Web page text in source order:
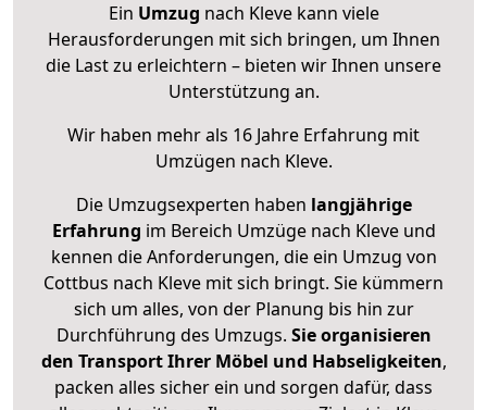
Ein Umzug nach Kleve kann viele
Herausforderungen mit sich bringen, um Ihnen
die Last zu erleichtern – bieten wir Ihnen unsere
Unterstützung an.
Wir haben mehr als 16 Jahre Erfahrung mit
Umzügen nach Kleve.
Die Umzugsexperten haben langjährige
Erfahrung im Bereich Umzüge nach Kleve und
kennen die Anforderungen, die ein Umzug von
Cottbus nach Kleve mit sich bringt. Sie kümmern
sich um alles, von der Planung bis hin zur
Durchführung des Umzugs. Sie organisieren
den Transport Ihrer Möbel und Habseligkeiten,
packen alles sicher ein und sorgen dafür, dass